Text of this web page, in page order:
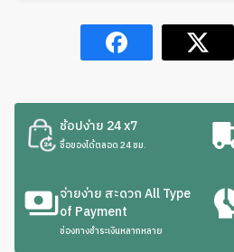
ช้อปง่าย 24 x7
ซื้อของได้ตลอด 24 ชม.
จ่ายง่าย สะดวก All Type
of Payment
ช่องทางชำระเงินหลากหลาย